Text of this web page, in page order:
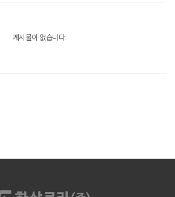
게시물이 없습니다.